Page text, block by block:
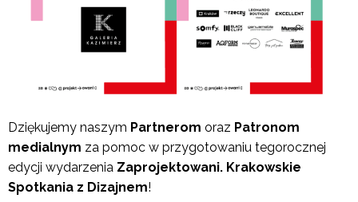
Dziękujemy naszym Partnerom oraz Patronom
medialnym za pomoc w przygotowaniu tegorocznej
edycji wydarzenia Zaprojektowani. Krakowskie
Spotkania z Dizajnem!